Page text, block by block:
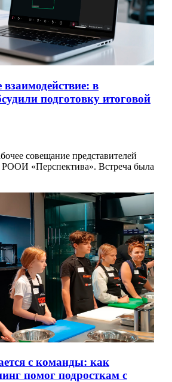
в
подготовку итоговой
совещание представителей
РООИ «Перспектива». Встреча была
с команды: как
помог подросткам с